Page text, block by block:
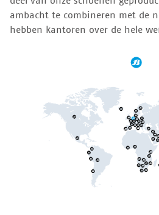
ambacht te combineren met de
hebben kantoren over de hele